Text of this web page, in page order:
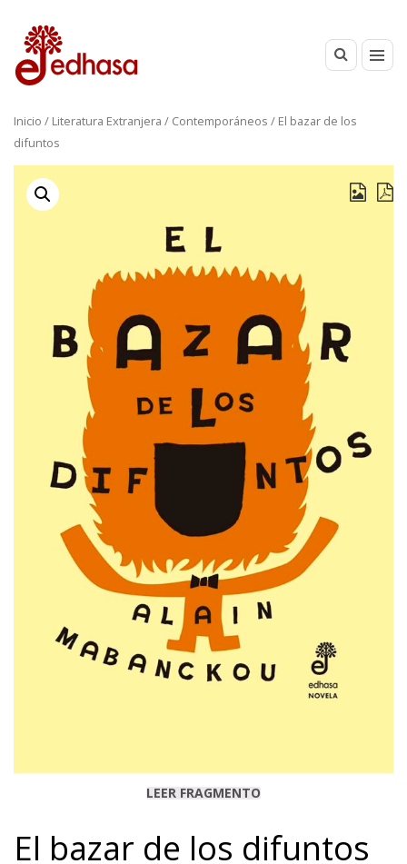
Inicio / Literatura Extranjera / Contemporáneos / El bazar de los
difuntos
LEER FRAGMENTO
El bazar de los difuntos